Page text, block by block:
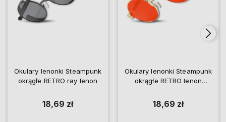
Okulary lenonki Steampunk
okrągłe RETRO ray lenon
18,69 zł
Okulary lenonki Steampunk
okrągłe RETRO lenon
18,69 zł